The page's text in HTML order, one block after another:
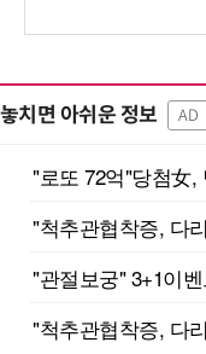
놓치면 아쉬운 정보 AD